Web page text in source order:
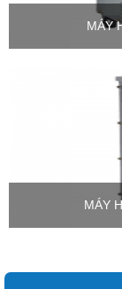
MÁY
MÁY